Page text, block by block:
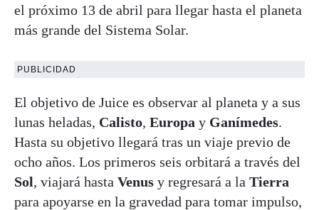
el próximo 13 de abril para llegar hasta el planeta
más grande del Sistema Solar.
PUBLICIDAD
El objetivo de Juice es observar al planeta y a sus
lunas heladas, Calisto, Europa y Ganímedes.
Hasta su objetivo llegará tras un viaje previo de
ocho años. Los primeros seis orbitará a través del
Sol, viajará hasta Venus y regresará a la Tierra
para apoyarse en la gravedad para tomar impulso,